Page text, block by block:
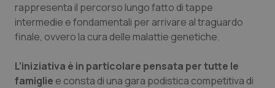
Calabria
Campania
Emilia-Romagna
Asma & BPCO
Car-T
Colesterolo & coronaropatie
rappresenta il percorso lungo fatto di tappe
intermedie e fondamentali per arrivare al traguardo
finale, ovvero la cura delle malattie genetiche.
L’iniziativa è in particolare pensata per tutte le
famiglie e consta di una gara podistica competitiva di